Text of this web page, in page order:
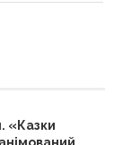
«Казки